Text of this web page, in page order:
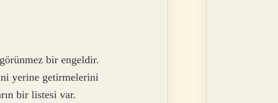
bir engeldir.
yerine getirmelerini
bir listesi var.